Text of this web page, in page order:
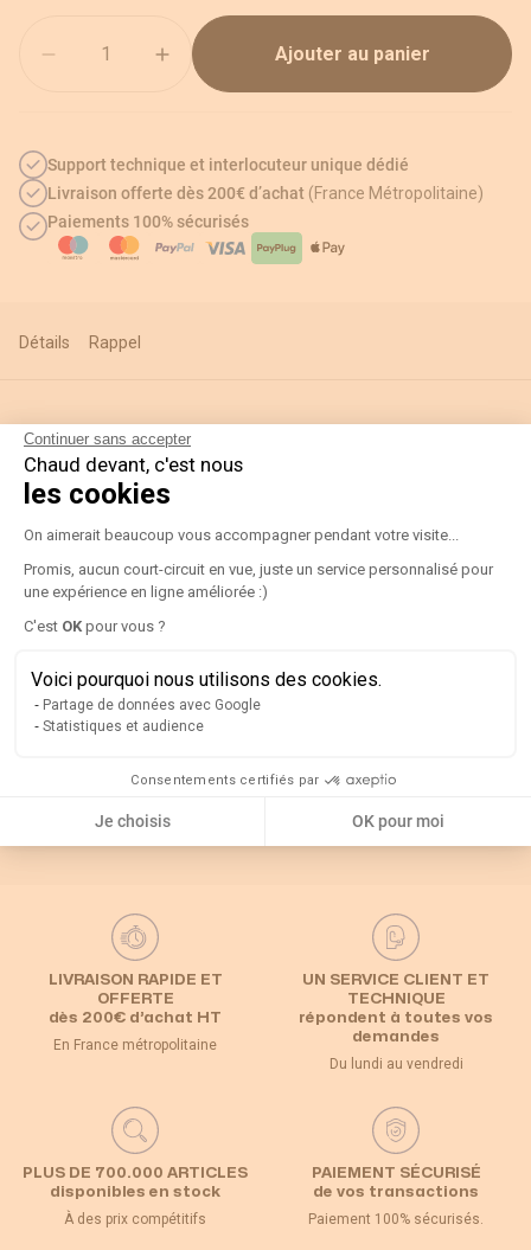
Continuer sans accepter
Chaud devant, c'est nous
les cookies
Plateforme de Gestion du
On aimerait beaucoup vous accompagner pendant votre visite...
Promis, aucun court-circuit en vue, juste un service personnalisé pour
une expérience en ligne améliorée :)
C'est OK pour vous ?
Voici pourquoi nous utilisons des cookies.
Partage de données avec Google
Statistiques et audience
Consentements certifiés par
Je choisis OK pour moi
Ajouter au panier
Support technique et interlocuteur unique dédié
Livraison offerte dès 200€ d’achat (France Métropolitaine)
Paiements 100% sécurisés
Détails Rappel
Informations techniques
Détails
Rappel
Catégories associées
Default Category
LIVRAISON RAPIDE ET
OFFERTE
dès 200€ d’achat HT
En France métropolitaine
UN SERVICE CLIENT ET
TECHNIQUE
répondent à toutes vos
demandes
Du lundi au vendredi
PLUS DE 700.000 ARTICLES
disponibles en stock
À des prix compétitifs
PAIEMENT SÉCURISÉ
de vos transactions
Paiement 100% sécurisés.